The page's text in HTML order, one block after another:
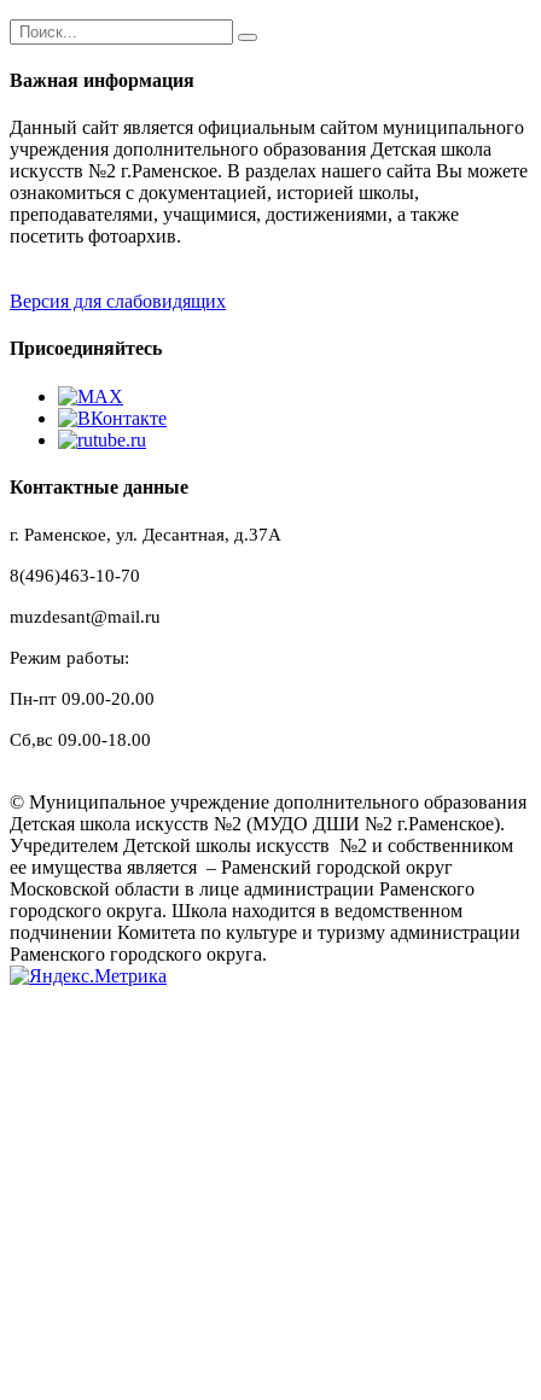
Важная информация
Данный сайт является официальным сайтом муниципального
учреждения дополнительного образования Детская школа
искусств №2 г.Раменское. В разделах нашего сайта Вы можете
ознакомиться с документацией, историей школы,
преподавателями, учащимися, достижениями, а также
посетить фотоархив.
Версия для слабовидящих
Присоединяйтесь
Контактные данные
г. Раменское, ул. Десантная, д.37A
8(496)463-10-70
muzdesant@mail.ru
Режим работы:
Пн-пт 09.00-20.00
Сб,вс 09.00-18.00
© Муниципальное учреждение дополнительного образования
Детская школа искусств №2 (МУДО ДШИ №2 г.Раменское).
Учредителем Детской школы искусств №2 и собственником
ее имущества является – Раменский городской округ
Московской области в лице администрации Раменского
городского округа. Школа находится в ведомственном
подчинении Комитета по культуре и туризму администрации
Раменского городского округа.